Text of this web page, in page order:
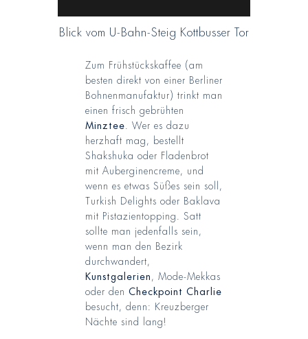
Blick vom U-Bahn-Steig Kottbusser Tor
Zum Frühstückskaffee (am
besten direkt von einer Berliner
Bohnenmanufaktur) trinkt man
einen frisch gebrühten
Minztee. Wer es dazu
herzhaft mag, bestellt
Shakshuka oder Fladenbrot
mit Auberginencreme, und
wenn es etwas Süßes sein soll,
Turkish Delights oder Baklava
mit Pistazientopping. Satt
sollte man jedenfalls sein,
wenn man den Bezirk
durchwandert,
Kunstgalerien, Mode-Mekkas
oder den Checkpoint Charlie
besucht, denn: Kreuzberger
Nächte sind lang!